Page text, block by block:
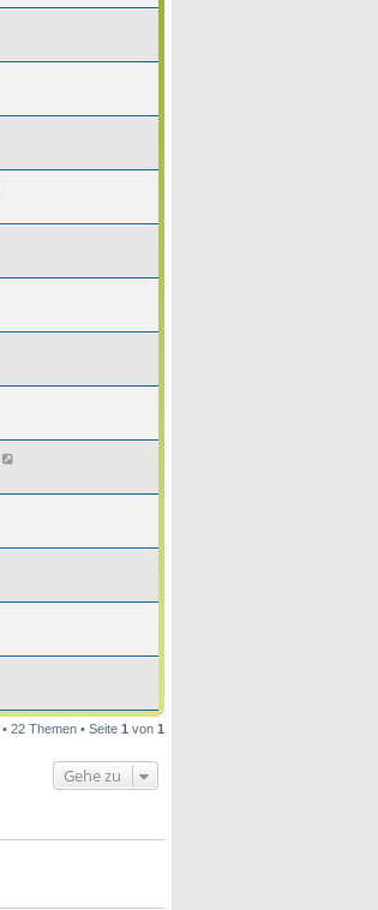
• 22 Themen • Seite 1 von 1
Gehe zu